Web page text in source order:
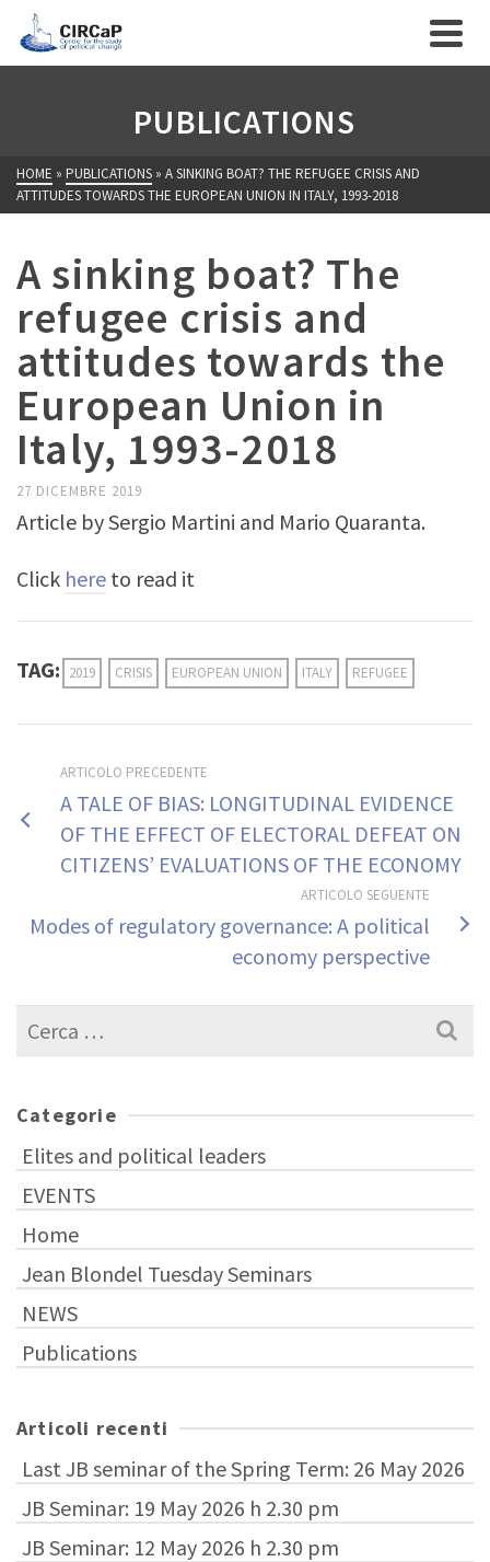
PUBLICATIONS
HOME » PUBLICATIONS » A SINKING BOAT? THE REFUGEE CRISIS AND
ATTITUDES TOWARDS THE EUROPEAN UNION IN ITALY, 1993-2018
A sinking boat? The
refugee crisis and
attitudes towards the
European Union in
Italy, 1993-2018
27 DICEMBRE 2019
Article by Sergio Martini and Mario Quaranta.
Click here to read it
TAG: 2019 CRISIS EUROPEAN UNION ITALY REFUGEE
ARTICOLO PRECEDENTE
A TALE OF BIAS: LONGITUDINAL EVIDENCE
OF THE EFFECT OF ELECTORAL DEFEAT ON
CITIZENS’ EVALUATIONS OF THE ECONOMY
ARTICOLO SEGUENTE
Modes of regulatory governance: A political
economy perspective
Cerca
per:
Categorie
Elites and political leaders
EVENTS
Home
Jean Blondel Tuesday Seminars
NEWS
Publications
Articoli recenti
Last JB seminar of the Spring Term: 26 May 2026
JB Seminar: 19 May 2026 h 2.30 pm
JB Seminar: 12 May 2026 h 2.30 pm